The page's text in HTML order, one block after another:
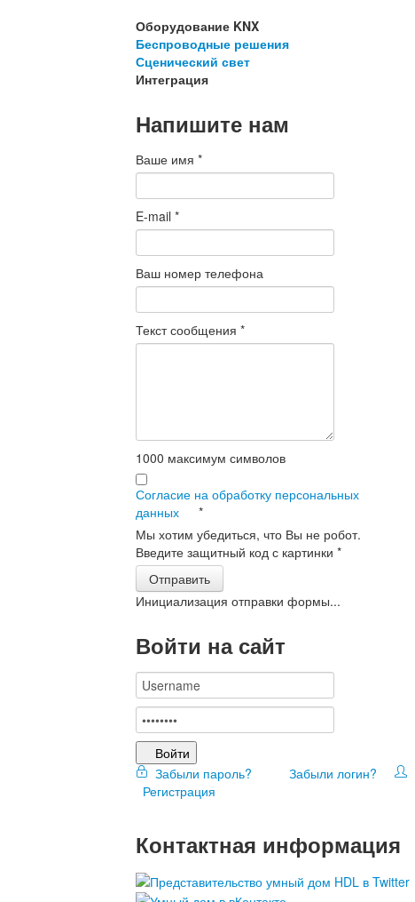
Оборудование KNX
Беспроводные решения
Сценический свет
Интеграция
Напишите нам
Ваше имя*
E-mail*
Ваш номер телефона
Текст сообщения*
1000 максимум символов
Согласие на обработку персональных
данных
*
Мы хотим убедиться, что Вы не робот.
Введите защитный код с картинки*
Отправить
Инициализация отправки формы...
Войти на сайт
Войти
Забыли пароль?
Забыли логин?
Регистрация
Контактная информация